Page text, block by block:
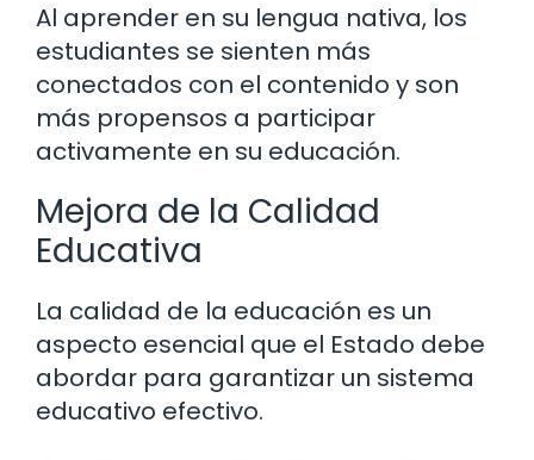
Al aprender en su lengua nativa, los
estudiantes se sienten más
conectados con el contenido y son
más propensos a participar
activamente en su educación.
Mejora de la Calidad
Educativa
La calidad de la educación es un
aspecto esencial que el Estado debe
abordar para garantizar un sistema
educativo efectivo.